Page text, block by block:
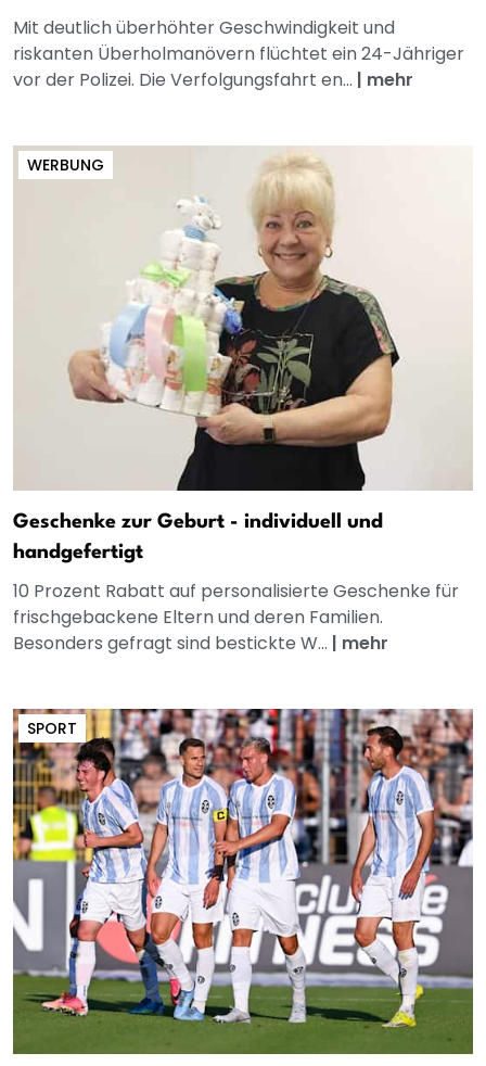
Mit deutlich überhöhter Geschwindigkeit und
riskanten Überholmanövern flüchtet ein 24-Jähriger
vor der Polizei. Die Verfolgungsfahrt en... | mehr
WERBUNG
Geschenke zur Geburt - individuell und
handgefertigt
10 Prozent Rabatt auf personalisierte Geschenke für
frischgebackene Eltern und deren Familien.
Besonders gefragt sind bestickte W... | mehr
SPORT